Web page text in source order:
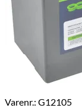
Varenr.: G12105